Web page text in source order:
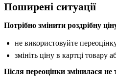
Поширені ситуації
Потрібно змінити роздрібну
не використовуйте
змініть ціну в картці товару
Після переоцінки змінилася не